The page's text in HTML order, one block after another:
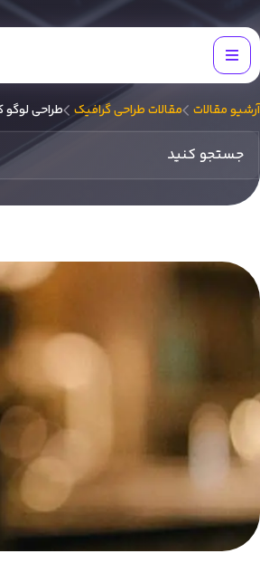
آرشیو مقالات مقالات طراحی گرافیک طراحی لوگو